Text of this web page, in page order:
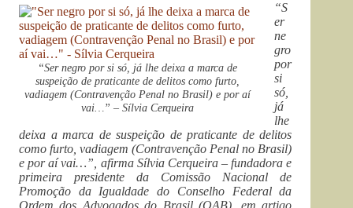
“Ser negro por si só, já lhe deixa a marca de
suspeição de praticante de delitos como furto,
vadiagem (Contravenção Penal no Brasil) e por aí
vai…” – Sílvia Cerqueira
“S
er
ne
gro
por
si
só,
já
lhe
deixa a marca de suspeição de praticante de delitos
como furto, vadiagem (Contravenção Penal no Brasil)
e por aí vai…”, afirma Sílvia Cerqueira – fundadora e
primeira presidente da Comissão Nacional de
Promoção da Igualdade do Conselho Federal da
Ordem dos Advogados do Brasil (OAB), em artigo